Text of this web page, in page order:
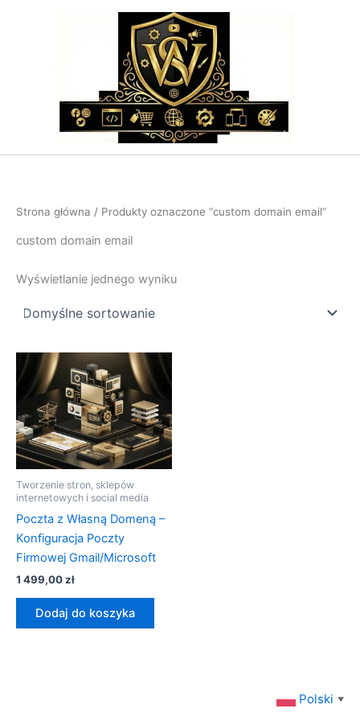
Strona główna / Produkty oznaczone “custom domain email”
custom domain email
Wyświetlanie jednego wyniku
Tworzenie stron, sklepów
internetowych i social media
Poczta z Własną Domeną –
Konfiguracja Poczty
Firmowej Gmail/Microsoft
1 499,00zł
Dodaj do koszyka
Polski ▼